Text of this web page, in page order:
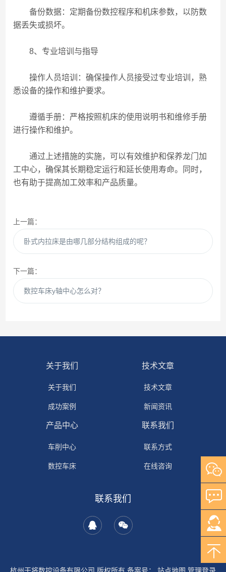
备份数据：定期备份数控程序和机床参数，以防数
据丢失或损坏。
8、专业培训与指导
操作人员培训：确保操作人员接受过专业培训，熟
悉设备的操作和维护要求。
遵循手册：严格按照机床的使用说明书和维修手册
进行操作和维护。
通过上述措施的实施，可以有效维护和保养龙门加
工中心，确保其长期稳定运行和延长使用寿命。同时，
也有助于提高加工效率和产品质量。
上一篇：
卧式内拉床是由哪几部分结构组成的呢？
下一篇：
数控车床y轴中心怎么对？
关于我们
关于我们
成功案例
技术文章
技术文章
新闻资讯
产品中心
车削中心
数控车床
联系我们
联系方式
在线咨询
联系我们
杭州干将数控设备有限公司 版权所有 备案号： 站点地图 管理登录